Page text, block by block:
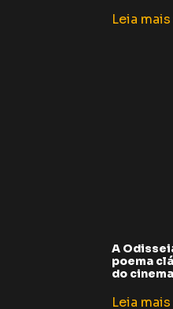
Leia mais
A
poema
do
Leia mais